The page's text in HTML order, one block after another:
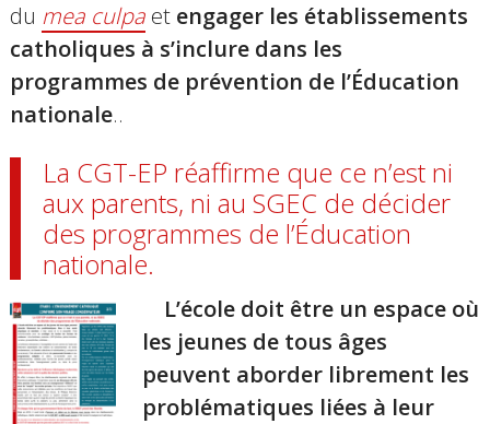
du mea culpaet engager les établissements
catholiques à s’inclure dans les
programmes de prévention de l’Éducation
nationale..
La CGT-EP réaffirme que ce n’est ni
aux parents, ni au SGEC de décider
des programmes de l’Éducation
nationale.
L’école doit être un espace où
les jeunes de tous âges
peuvent aborder librement les
problématiques liées à leur